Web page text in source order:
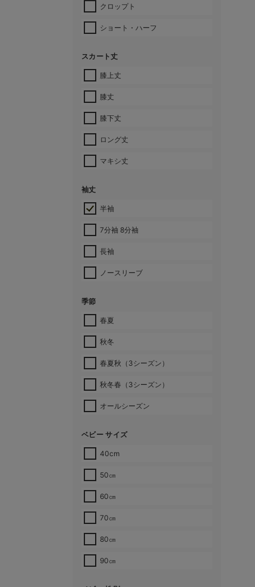
クロップト
ショート・ハーフ
スカート丈
膝上丈
膝丈
膝下丈
ロング丈
マキシ丈
袖丈
半袖
7分袖 8分袖
長袖
ノースリーブ
季節
春夏
秋冬
春夏秋（3シーズン）
秋冬春（3シーズン）
オールシーズン
ベビー サイズ
40cm
50㎝
60㎝
70㎝
80㎝
90㎝